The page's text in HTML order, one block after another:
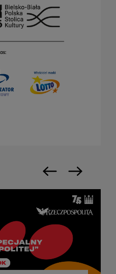
Poprzedni slajd
Następny